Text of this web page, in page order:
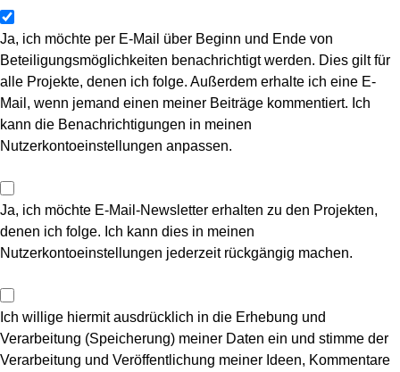
Ja, ich möchte per E-Mail über Beginn und Ende von
Beteiligungsmöglichkeiten benachrichtigt werden. Dies gilt für
alle Projekte, denen ich folge. Außerdem erhalte ich eine E-
Mail, wenn jemand einen meiner Beiträge kommentiert. Ich
kann die Benachrichtigungen in meinen
Nutzerkontoeinstellungen anpassen.
Ja, ich möchte E-Mail-Newsletter erhalten zu den Projekten,
denen ich folge. Ich kann dies in meinen
Nutzerkontoeinstellungen jederzeit rückgängig machen.
Ich willige hiermit ausdrücklich in die Erhebung und
Verarbeitung (Speicherung) meiner Daten ein und stimme der
Verarbeitung und Veröffentlichung meiner Ideen, Kommentare